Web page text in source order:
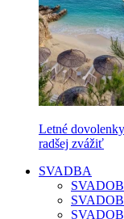
Letné
radšej zvážiť
SVADBA